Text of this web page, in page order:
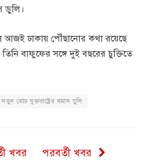
ডুলি।
আজই ঢাকায় পৌঁছানোর কথা রয়েছে
বাফুফের সঙ্গে দুই বছরের চুক্তিতে
কোচ যুক্তরাষ্ট্রের থমাস ডুলি
খবর
পরবর্তী খবর